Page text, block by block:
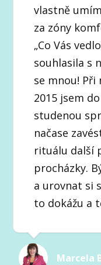
vlastně
za zóny
„Co Vás
souhlasila s
se mnou! Při
2015 jsem
studenou
načase
rituálu další
procházky.
a urovnat si
to dokážu a
Marcela